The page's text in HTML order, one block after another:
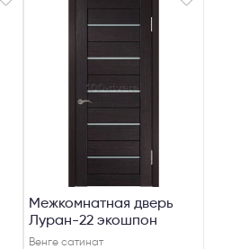
Межкомнатная дверь
Луран-22 экошпон
Венге сатинат